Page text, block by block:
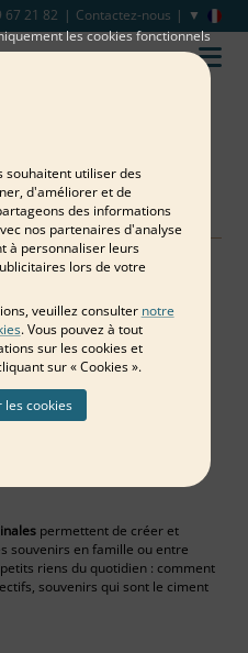
67 21 82 Contactez-nous
et
en
en famille
permettent de créer et
souvenirs en famille ou entre
riens du quotidien : comment
souvenirs qui sont le ciment
les cookies fonctionnels
souhaitent utiliser des
d'améliorer et de
des informations
nos partenaires d'analyse
à personnaliser leurs
lors de votre
veuillez consulter notre
. Vous pouvez à tout
sur les cookies et
sur « Cookies ».
les cookies